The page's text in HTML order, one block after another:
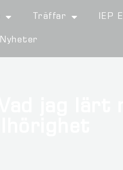
Träffar IEP
Nyheter